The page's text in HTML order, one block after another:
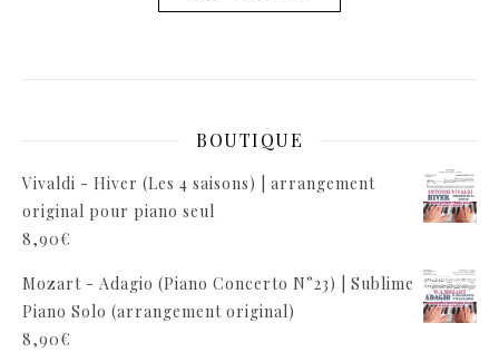
BOUTIQUE
Vivaldi - Hiver (Les 4 saisons) | arrangement
original pour piano seul
8,90€
Mozart - Adagio (Piano Concerto N°23) | Sublime
Piano Solo (arrangement original)
8,90€